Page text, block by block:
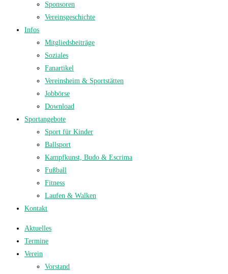
Sponsoren
Vereinsgeschichte
Infos
Mitgliedsbeiträge
Soziales
Fanartikel
Vereinsheim & Sportstätten
Jobbörse
Download
Sportangebote
Sport für Kinder
Ballsport
Kampfkunst, Budo & Escrima
Fußball
Fitness
Laufen & Walken
Kontakt
Aktuelles
Termine
Verein
Vorstand